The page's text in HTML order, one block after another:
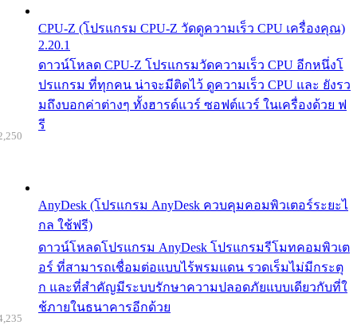
CPU-Z (โปรแกรม CPU-Z วัดดูความเร็ว CPU เครื่องคุณ)
2.20.1
ดาวน์โหลด CPU-Z โปรแกรมวัดความเร็ว CPU อีกหนึ่งโ
ปรแกรม ที่ทุกคน น่าจะมีติดไว้ ดูความเร็ว CPU และ ยังรว
มถึงบอกค่าต่างๆ ทั้งฮารด์แวร์ ซอฟต์แวร์ ในเครื่องด้วย ฟ
รี
AnyDesk (โปรแกรม AnyDesk ควบคุมคอมพิวเตอร์ระยะไ
กล ใช้ฟรี)
ดาวน์โหลดโปรแกรม AnyDesk โปรแกรมรีโมทคอมพิวเต
อร์ ที่สามารถเชื่อมต่อแบบไร้พรมแดน รวดเร็มไม่มีกระตุ
ก และที่สำคัญมีระบบรักษาความปลอดภัยแบบเดียวกับที่ใ
ช้ภายในธนาคารอีกด้วย